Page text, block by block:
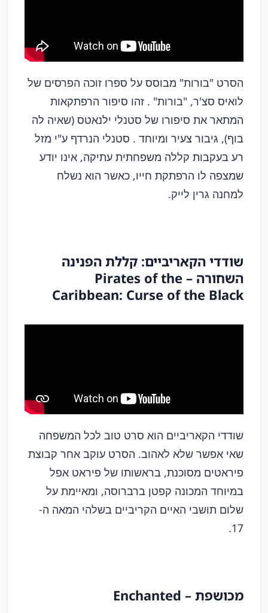
הסרט "בורות" מבוסס על ספרו זוכה הפרסים של
לואיס סצ'ר, "בורות" . זהו סיפור הרפתקאות
המתאר את סיפורו של סטנלי ילנאטס (שאיה לה
בוף), גיבור צעיר ומיוחד . סטנלי הנרדף ע"י מזל
רע בעקבות קללה משפחתית עתיקה, אינו יודע
שמצפה לו הרפתקת חייו, כאשר הוא נשלח
למחנה גרין לייק.
שודדי הקאריביים: קללת הפנינה
השחורה – Pirates of the
Caribbean: Curse of the Black
שודדי הקאריביים הוא סרט טוב לכל המשפחה
שאי אפשר שלא לאהוב. הסרט עוקב אחר קבוצת
פיראטים מסוכנת, בראשותו של פיראט אפל
במיוחד המכונה קפטן ברברוסה, ומאיימת על
שלום תושבי האיים הקריביים בשלהי המאה ה-
17.
מכושפת – Enchanted